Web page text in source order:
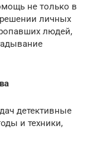
не только в
личных
людей,
детективные
и техники,